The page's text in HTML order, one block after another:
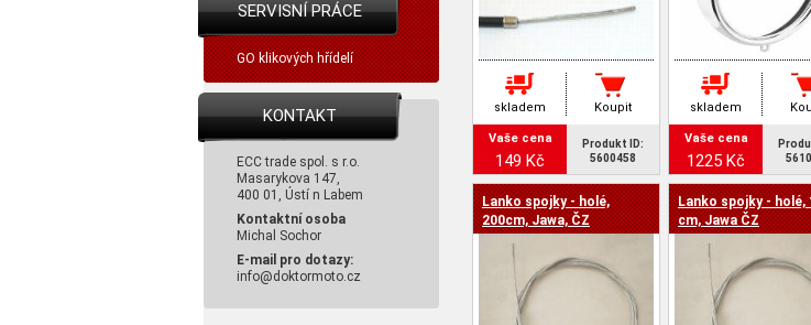
SERVISNÍ PRÁCE
GO klikových hřídelí
KONTAKT
ECC trade spol. s r.o.
Masarykova 147,
400 01, Ústí n Labem
Kontaktní osoba
Michal Sochor
E-mail pro dotazy:
info@doktormoto.cz
skladem Koupit
Vaše cena
149 Kč
Produkt ID:
5600458
skladem
Vaše cena
1225 Kč
Lanko spojky - holé,
200cm, Jawa, ČZ
Lanko spojky - holé,
cm, Jawa ČZ